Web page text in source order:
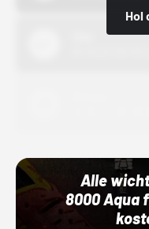
Hol
Alle
8000 Aqua